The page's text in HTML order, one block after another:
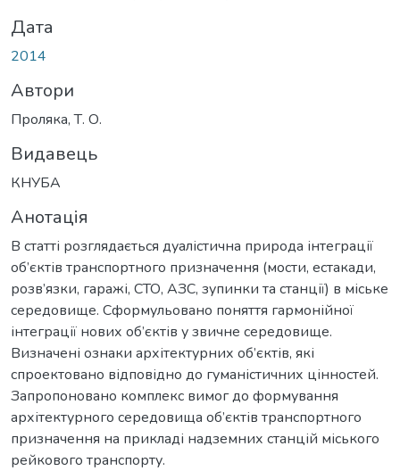
Дата
2014
Автори
Проляка, Т. О.
Видавець
КНУБА
Анотація
В статті розглядається дуалістична природа інтеграції
об’єктів транспортного призначення (мости, естакади,
розв’язки, гаражі, СТО, АЗС, зупинки та станції) в міське
середовище. Сформульовано поняття гармонійної
інтеграції нових об’єктів у звичне середовище.
Визначені ознаки архітектурних об’єктів, які
спроектовано відповідно до гуманістичних цінностей.
Запропоновано комплекс вимог до формування
архітектурного середовища об’єктів транспортного
призначення на прикладі надземних станцій міського
рейкового транспорту.